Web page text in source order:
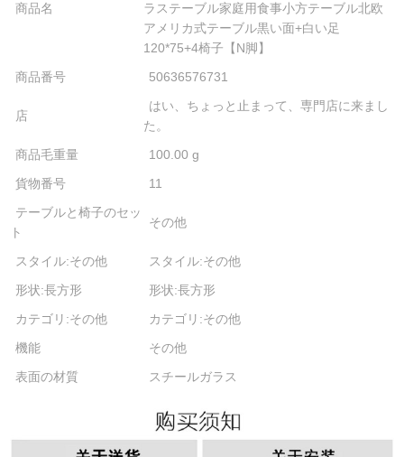
商品名
ラステーブル家庭用食事小方テーブル北欧
アメリカ式テーブル黒い面+白い足
120*75+4椅子【N脚】
商品番号
50636576731
店
はい、ちょっと止まって、専門店に来まし
た。
商品毛重量
100.00 g
貨物番号
11
テーブルと椅子のセッ
ト
その他
スタイル:その他
スタイル:その他
形状:長方形
形状:長方形
カテゴリ:その他
カテゴリ:その他
機能
その他
表面の材質
スチールガラス